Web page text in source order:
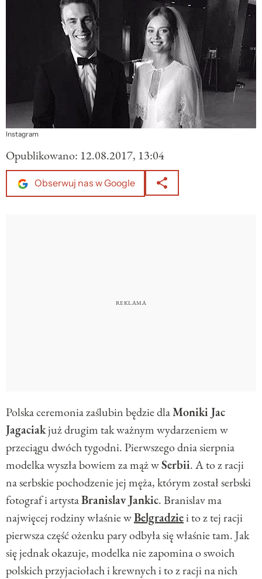
Instagram
Opublikowano: 12.08.2017, 13:04
Obserwuj nas w Google
Polska ceremonia zaślubin będzie dlaMoniki Jac
Jagaciakjuż drugim tak ważnym wydarzeniem w
przeciągu dwóch tygodni. Pierwszego dnia sierpnia
modelka wyszła bowiem za mąż wSerbii. A to z racji
na serbskie pochodzenie jej męża, którym został serbski
fotograf i artystaBranislav Jankic. Branislav ma
najwięcej rodziny właśnie wBelgradziei to z tej racji
pierwsza część ożenku pary odbyła się właśnie tam. Jak
się jednak okazuje, modelka nie zapomina o swoich
polskich przyjaciołach i krewnych i to z racji na nich